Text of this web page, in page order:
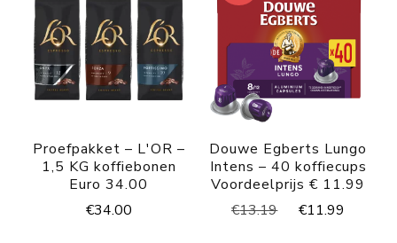
Proefpakket – L'OR –
1,5 KG koffiebonen
Euro 34.00
€34.00
Douwe Egberts Lungo
Intens – 40 koffiecups
Voordeelprijs € 11.99
€13.19
Oorspronkelijke
€11.99